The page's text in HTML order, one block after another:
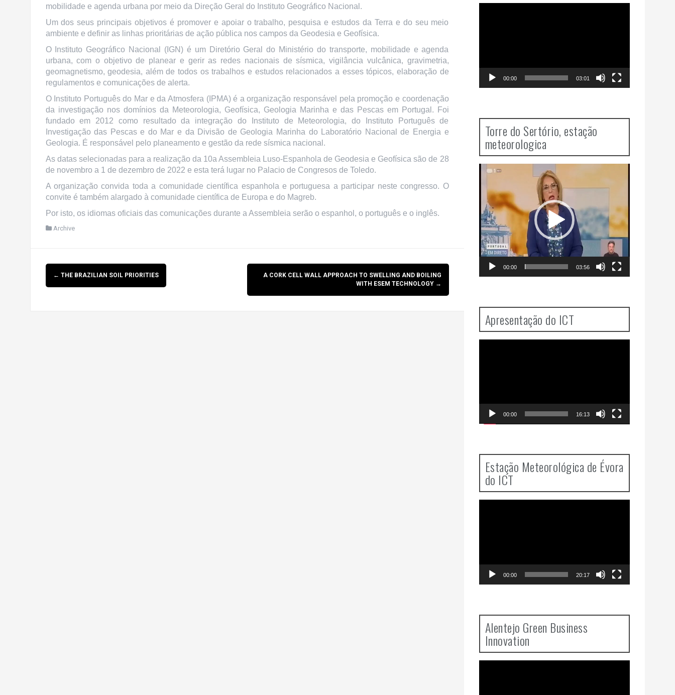
mobilidade e agenda urbana por meio da Direção Geral do Instituto Geográfico Nacional.
Um dos seus principais objetivos é promover e apoiar o trabalho, pesquisa e estudos da Terra e do seu meio
ambiente e definir as linhas prioritárias de ação pública nos campos da Geodesia e Geofísica.
O Instituto Geográfico Nacional (IGN) é um Diretório Geral do Ministério do transporte, mobilidade e agenda
urbana, com o objetivo de planear e gerir as redes nacionais de sísmica, vigilância vulcânica, gravimetria,
geomagnetismo, geodesia, além de todos os trabalhos e estudos relacionados a esses tópicos, elaboração de
regulamentos e comunicações de alerta.
O Instituto Português do Mar e da Atmosfera (IPMA) é a organização responsável pela promoção e coordenação
da investigação nos domínios da Meteorologia, Geofísica, Geologia Marinha e das Pescas em Portugal. Foi
fundado em 2012 como resultado da integração do Instituto de Meteorologia, do Instituto Português de
Investigação das Pescas e do Mar e da Divisão de Geologia Marinha do Laboratório Nacional de Energia e
Geologia. É responsável pelo planeamento e gestão da rede sísmica nacional.
As datas selecionadas para a realização da 10a Assembleia Luso-Espanhola de Geodesia e Geofísica são de 28
de novembro a 1 de dezembro de 2022 e esta terá lugar no Palacio de Congresos de Toledo.
A organização convida toda a comunidade científica espanhola e portuguesa a participar neste congresso. O
convite é também alargado à comunidade científica de Europa e do Magreb.
Por isto, os idiomas oficiais das comunicações durante a Assembleia serão o espanhol, o português e o inglês.
Archive
Post
navigation
← THE BRAZILIAN SOIL PRIORITIES
A CORK CELL WALL APPROACH TO SWELLING AND BOILING
WITH ESEM TECHNOLOGY →
00:00 03:01
Torre do Sertório, estação
meteorologica
Video
Player
00:00 03:56
Apresentação do ICT
00:00 16:13
Estação Meteorológica de Évora
do ICT
00:00 20:17
Alentejo Green Business
Innovation